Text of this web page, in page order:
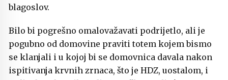
blagoslov.
Bilo bi pogrešno omalovažavati podrijetlo, ali je
pogubno od domovine praviti totem kojem bismo
se klanjali i u kojoj bi se domovnica davala nakon
ispitivanja krvnih zrnaca, što je HDZ, uostalom, i